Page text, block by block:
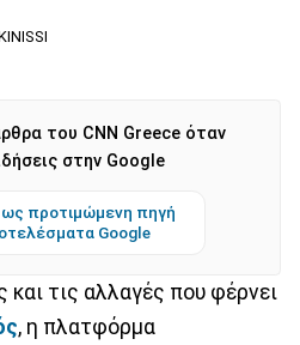
του CNN Greece όταν
στην Google
προτιμώμενη πηγή
Google
και τις αλλαγές που φέρνει
, η πλατφόρμα